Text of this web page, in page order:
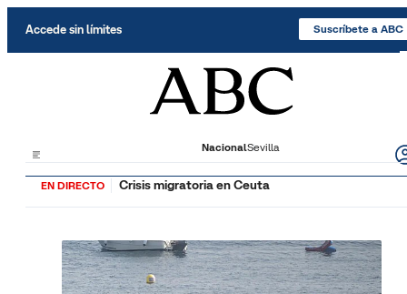
Accede sin límites Suscríbete a ABC
NacionalSevilla
EN DIRECTO Crisis migratoria en Ceuta